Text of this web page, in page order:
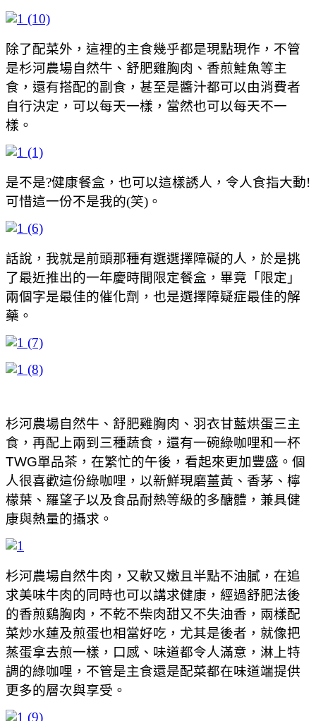
除了配菜外，這裡的主食幾乎都是現點現作，不管
是杉河農場自然牛、舒肥雞胸肉、香煎鮭魚等主
食，還有搭配的副食，甚至是醬汁都可以由消費者
自行決定，可以每天一樣，當然也可以每天不一
樣。
是不是?健康餐盒，也可以這樣誘人，令人食指大動!
可惜這一份不是我的(笑)。
話說，我就是前頭那種有選選擇障礙的人，於是挑
了最近推出的一年慶時間限定餐盒，畢竟「限定」
兩個字是最佳的催化劑，也是選擇障疑症最佳的解
藥。
杉河農場自然牛、舒肥雞胸肉、羽衣甘藍烘蛋三主
食，再配上兩到三種蔬食，還有一碗綠咖哩和一杯
TWG單品茶，在繁忙的午後，看起來更加豐盛。個
人很喜歡這份綠咖哩，以新鮮現磨薑黃、香茅、檸
檬葉、羅望子以及食品耐熱等級的多醣體，兼具健
康與熱量的攝求。
杉河農場自然牛肉，又軟又嫩且半點不油膩，在追
求美味牛肉的同時也可以講求健康，經過舒肥法後
的香煎鷄胸肉，不乾不柴肉甜又不失油香，兩樣配
菜炒水蓮及煎蛋也相當好吃，尤其是後者，就像把
蒸蛋拿去煎一樣，口感、味道都令人滿意，淋上特
調的綠咖哩，不管是主食還是配菜都在味道端提供
更多的層次與享受。